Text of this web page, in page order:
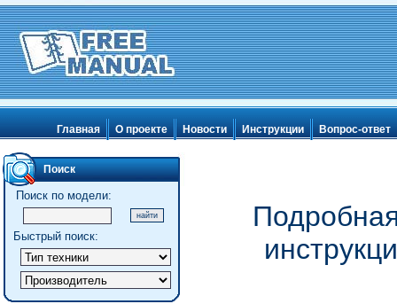
Главная О проекте Новости Инструкции Вопрос-ответ
Поиск
Поиск по модели:
Быстрый поиск: